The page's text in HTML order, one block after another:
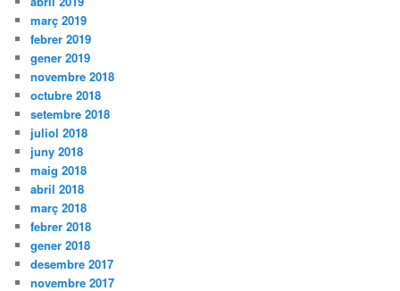
març 2019
febrer 2019
gener 2019
novembre 2018
octubre 2018
setembre 2018
juliol 2018
juny 2018
maig 2018
abril 2018
març 2018
febrer 2018
gener 2018
desembre 2017
novembre 2017